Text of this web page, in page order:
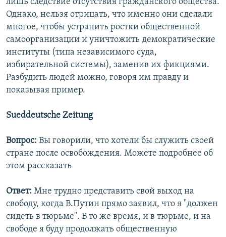
лишь следствие отсутствия гражданского общества.
Однако, нельзя отрицать, что именно они сделали
многое, чтобы устранить ростки общественной
самоорганизации и уничтожить демократические
институты (типа независимого суда,
избирательной системы), заменив их фикциями.
Разбудить людей можно, говоря им правду и
показывая пример.
Sueddeutsche Zeitung
Вопрос: Вы говорили, что хотели бы служить своей
стране после освобождения. Можете подробнее об
этом рассказать
Ответ: Мне трудно представить свой выход на
свободу, когда В.Путин прямо заявил, что я "должен
сидеть в тюрьме". В то же время, и в тюрьме, и на
свободе я буду продолжать общественную